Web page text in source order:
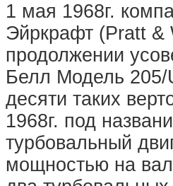
1 мая 1968г.
Эйркрафт (Pratt &
продолжении
Белл Модель 205/
десяти таких
1968г. под
турбовальный
мощностью на